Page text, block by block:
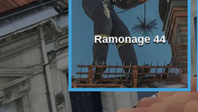
44 Ramonage 44